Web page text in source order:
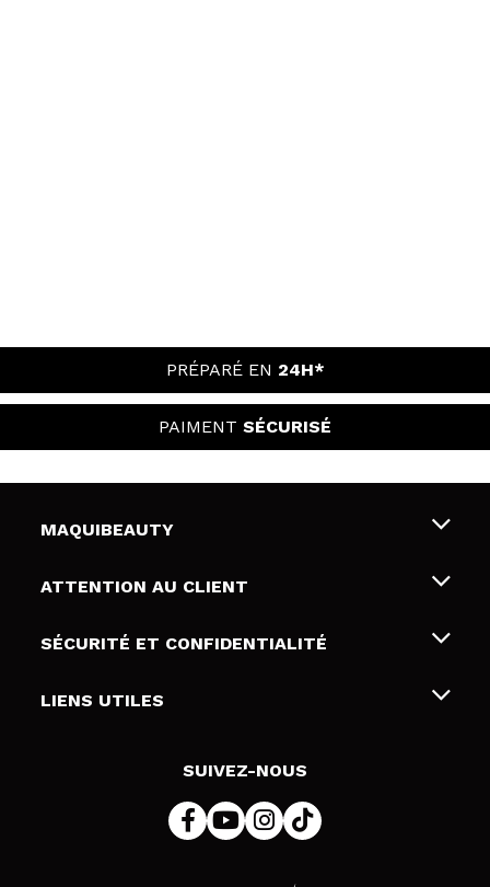
PRÉPARÉ EN 24H*
PAIMENT SÉCURISÉ
MAQUIBEAUTY
Qui sommes nous
Cartes-cadeaux
ATTENTION AU CLIENT
Livraison & retour
Modes de paiement
SÉCURITÉ ET CONFIDENTIALITÉ
Conditions et confidentialité
LIENS UTILES
SUIVEZ-NOUS